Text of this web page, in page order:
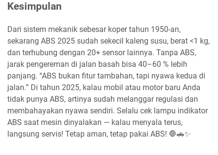
Kesimpulan
Dari sistem mekanik sebesar koper tahun 1950-an,
sekarang ABS 2025 sudah sekecil kaleng susu, berat <1 kg,
dan terhubung dengan 20+ sensor lainnya. Tanpa ABS,
jarak pengereman di jalan basah bisa 40–60 % lebih
panjang. “ABS bukan fitur tambahan, tapi nyawa kedua di
jalan.” Di tahun 2025, kalau mobil atau motor baru Anda
tidak punya ABS, artinya sudah melanggar regulasi dan
membahayakan nyawa sendiri. Selalu cek lampu indikator
ABS saat mesin dinyalakan — kalau menyala terus,
langsung servis! Tetap aman, tetap pakai ABS! 🛑🚗✨